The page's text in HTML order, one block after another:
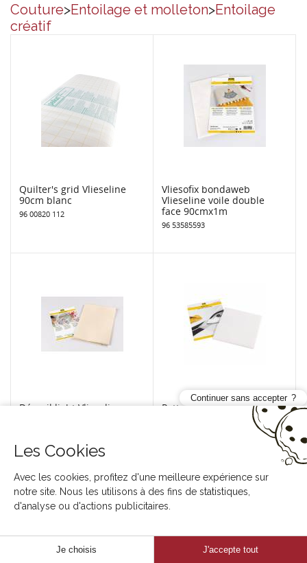
Couture>Entoilage et molleton>Entoilage
créatif
Quilter's grid Vlieseline
90cm blanc
96 00820 112
Vliesofix bondaweb
Vlieseline voile double
face 90cmx1m
96 53585593
Décovil light Vlieseline
Pattemouille Vlieseline
Continuer sans accepter
Les Cookies
Avec les cookies, profitez d'une meilleure expérience sur
notre site. Nous les utilisons à des fins de statistiques,
d'analyse ou d'actions publicitaires.
Je choisis J'accepte tout